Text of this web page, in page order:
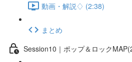
動画・解説♢ (2:38)
まとめ
Session10｜ポップ＆ロック